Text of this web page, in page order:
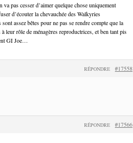
pas cesser d’aimer quelque chose uniquement
d’écouter la chevauchée des Walkyries
assez bêtes pour ne pas se rendre compte que la
leur rôle de ménagères reproductrices, et ben tant pis
GI Joe…
#17558
RÉPONDRE
#17566
RÉPONDRE